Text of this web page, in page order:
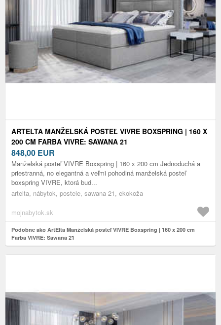
ARTELTA MANŽELSKÁ POSTEĽ VIVRE BOXSPRING | 160 X
200 CM FARBA VIVRE: SAWANA 21
848,00 EUR
Manželská posteľ VIVRE Boxspring | 160 x 200 cm Jednoduchá a
priestranná, no elegantná a veľmi pohodlná manželská posteľ
boxspring VIVRE, ktorá bud...
artelta, nábytok, postele, sawana 21, ekokoža
mojnabytok.sk
Podobne ako ArtElta Manželská posteľ VIVRE Boxspring | 160 x 200 cm
Farba VIVRE: Sawana 21